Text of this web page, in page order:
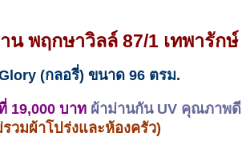
น พฤกษาวิลล์ 87/1 เทพารักษ์
(กลอรี่) ขนาด 96 ตรม.
19,000 บาท ผ้าม่านกัน UV คุณภาพดี
วมผ้าโปร่งและห้องครัว)